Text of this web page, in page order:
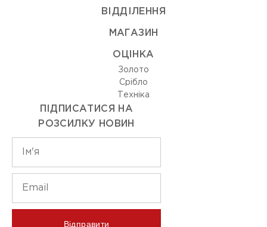
ВIДДIЛЕННЯ
МАГАЗИН
ОЦIНКА
Золото
Срiбло
Технiка
ПІДПИСАТИСЯ НА
РОЗСИЛКУ НОВИН
Відправити